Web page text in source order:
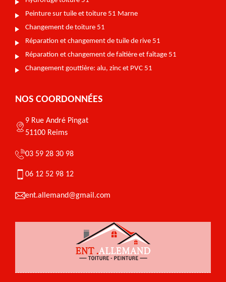
Peinture sur tuile et toiture 51 Marne
Changement de toiture 51
Réparation et changement de tuile de rive 51
Réparation et changement de faîtière et faîtage 51
Changement gouttière: alu, zinc et PVC 51
NOS COORDONNÉES
9 Rue André Pingat
51100 Reims
03 59 28 30 98
06 12 52 98 12
ent.allemand@gmail.com